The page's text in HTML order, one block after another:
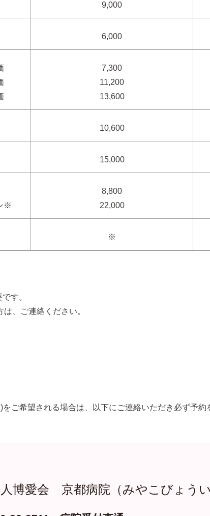
9,000
6,000
7,300
11,200
13,600
10,600
15,000
※
8,800
22,000
※
す。
、ご連絡ください。
ご希望される場合は、以下にご連絡いただき必ず予
博愛会 京都病院（みやこびょうい